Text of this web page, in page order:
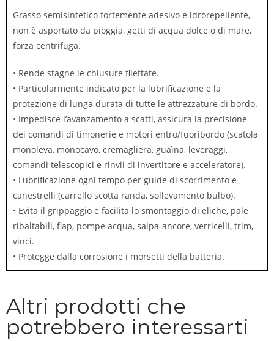
Grasso semisintetico fortemente adesivo e idrorepellente,
non è asportato da pioggia, getti di acqua dolce o di mare,
forza centrifuga.
• Rende stagne le chiusure filettate.
• Particolarmente indicato per la lubrificazione e la
protezione di lunga durata di tutte le attrezzature di bordo.
• Impedisce l’avanzamento a scatti, assicura la precisione
dei comandi di timonerie e motori entro/fuoribordo (scatola
monoleva, monocavo, cremagliera, guaìna, leveraggi,
comandi telescopici e rinvii di invertitore e acceleratore).
• Lubrificazione ogni tempo per guide di scorrimento e
canestrelli (carrello scotta randa, sollevamento bulbo).
• Evita il grippaggio e facilita lo smontaggio di eliche, pale
ribaltabili, flap, pompe acqua, salpa-ancore, verricelli, trim,
vinci.
• Protegge dalla corrosione i morsetti della batteria.
Altri prodotti che
potrebbero interessarti